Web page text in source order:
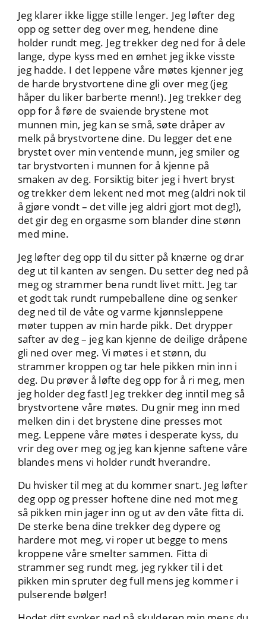
Jeg klarer ikke ligge stille lenger. Jeg løfter deg
opp og setter deg over meg, hendene dine
holder rundt meg. Jeg trekker deg ned for å dele
lange, dype kyss med en ømhet jeg ikke visste
jeg hadde. I det leppene våre møtes kjenner jeg
de harde brystvortene dine gli over meg (jeg
håper du liker barberte menn!). Jeg trekker deg
opp for å føre de svaiende brystene mot
munnen min, jeg kan se små, søte dråper av
melk på brystvortene dine. Du legger det ene
brystet over min ventende munn, jeg smiler og
tar brystvorten i munnen for å kjenne på
smaken av deg. Forsiktig biter jeg i hvert bryst
og trekker dem lekent ned mot meg (aldri nok til
å gjøre vondt – det ville jeg aldri gjort mot deg!),
det gir deg en orgasme som blander dine stønn
med mine.
Jeg løfter deg opp til du sitter på knærne og drar
deg ut til kanten av sengen. Du setter deg ned på
meg og strammer bena rundt livet mitt. Jeg tar
et godt tak rundt rumpeballene dine og senker
deg ned til de våte og varme kjønnsleppene
møter tuppen av min harde pikk. Det drypper
safter av deg – jeg kan kjenne de deilige dråpene
gli ned over meg. Vi møtes i et stønn, du
strammer kroppen og tar hele pikken min inn i
deg. Du prøver å løfte deg opp for å ri meg, men
jeg holder deg fast! Jeg trekker deg inntil meg så
brystvortene våre møtes. Du gnir meg inn med
melken din i det brystene dine presses mot
meg. Leppene våre møtes i desperate kyss, du
vrir deg over meg og jeg kan kjenne saftene våre
blandes mens vi holder rundt hverandre.
Du hvisker til meg at du kommer snart. Jeg løfter
deg opp og presser hoftene dine ned mot meg
så pikken min jager inn og ut av den våte fitta di.
De sterke bena dine trekker deg dypere og
hardere mot meg, vi roper ut begge to mens
kroppene våre smelter sammen. Fitta di
strammer seg rundt meg, jeg rykker til i det
pikken min spruter deg full mens jeg kommer i
pulserende bølger!